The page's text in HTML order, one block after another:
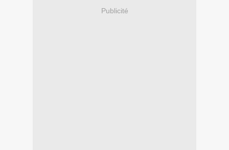
Publicité